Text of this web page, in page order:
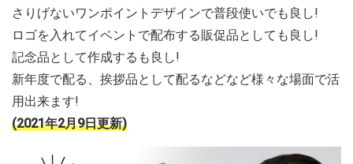
さりげないワンポイントデザインで普段使いでも良し!
ロゴを入れてイベントで配布する販促品としても良し!
記念品として作成するも良し!
新年度で配る、挨拶品として配るなどなど様々な場面で活
用出来ます!
(2021年2月9日更新)